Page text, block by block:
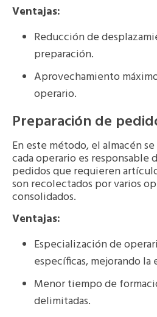
Ventajas:
Reducción de
preparación.
Aprovechamiento
operario.
Preparación de
En este método, el almacén
cada operario es responsable
pedidos que requieren
son recolectados por varios
consolidados.
Ventajas:
Especialización de
específicas, mejorando la
Menor tiempo de
delimitadas.